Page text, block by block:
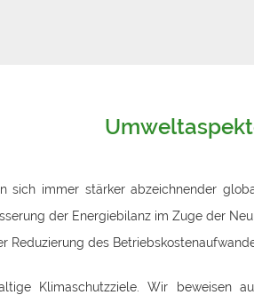
sich immer stärker abzeichnender
der Energiebilanz im Zuge der
des
Klimaschutzziele. Wir beweisen